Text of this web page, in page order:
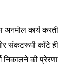
अनमोल कार्य करती
संकटरूपी काँटे ही
निकालने की प्रेरणा